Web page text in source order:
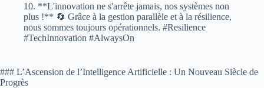
10. **L'innovation ne s'arrête jamais, nos systèmes non
plus !** 🔄 Grâce à la gestion parallèle et à la résilience,
nous sommes toujours opérationnels. #Resilience
#TechInnovation #AlwaysOn
### L’Ascension de l’Intelligence Artificielle : Un Nouveau Siècle de
Progrès